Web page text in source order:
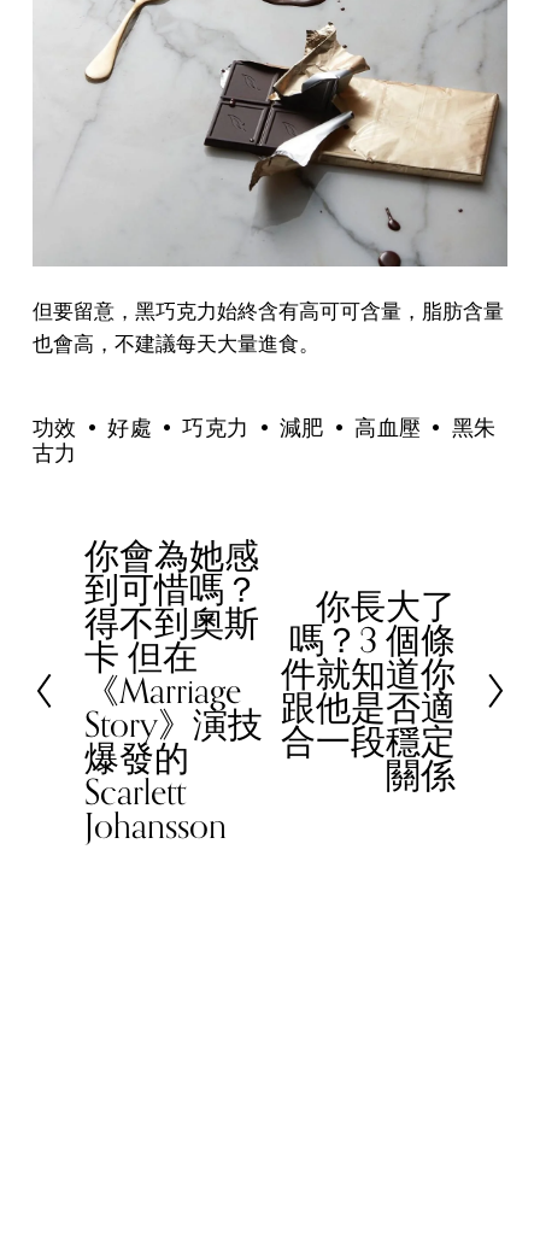
但要留意，黑巧克力始終含有高可可含量，脂肪含量
也會高，不建議每天大量進食。
功效 好處 巧克力 減肥 高血壓
黑朱
古力
P
r
e
v
o
u
s
你會為她感
到可惜嗎？
得不到奧斯
卡 但在
《Marriage
Story》演技
爆發的
Scarlett
Johansson
你長大了
嗎？3 個條
件就知道你
跟他是否適
合一段穩定
關係